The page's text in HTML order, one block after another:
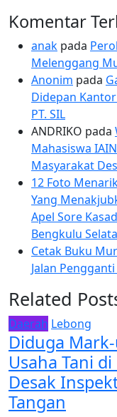
Komentar
anak pada
Melenggang
Anonim pada
Didepan
PT. SIL
ANDRIKO pada
Mahasiswa
Masyarakat
12 Foto
Yang
Apel Sore
Bengkulu
Cetak Buku
Jalan Pengganti
Related
Daerah Lebong
Diduga
Usaha Tani
Desak
Tangan